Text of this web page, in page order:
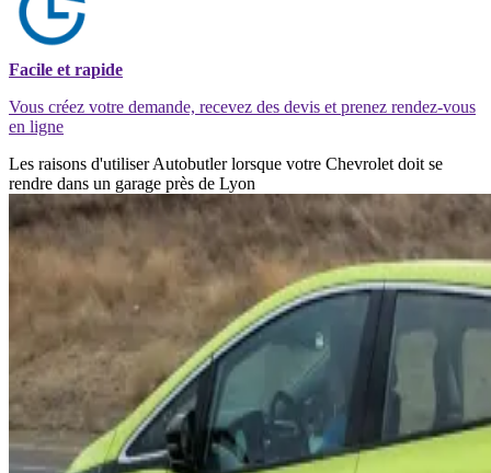
Facile et rapide
Vous créez votre demande, recevez des devis et prenez rendez-vous
en ligne
Les raisons d'utiliser Autobutler lorsque votre Chevrolet doit se
rendre dans un garage près de Lyon